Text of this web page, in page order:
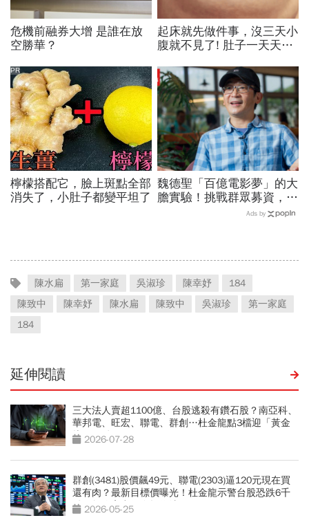
危機前融券大增 是誰在放
空勝華？
起床就先做件事，沒三天小
腹就不見了! 肚子一天天變
檸檬搭配它，臉上斑點全部
消失了，小肚子都變平坦了
PR
魏德聖「百億電影夢」的大
膽實驗！挑戰群眾募資，他
要如何打中台灣人的心？
Ads by
陳水扁 第一家庭 吳淑珍 陳幸妤
184
陳致中
陳幸妤 陳水扁 陳致中 吳淑珍
第一家庭
184
延伸閱讀
三大法人賣超1100億、台股逃殺有鑽石股？南亞科、
華邦電、旺宏、聯電、群創…杜金龍點3檔迎「黃金
坑」買點
2026-07-28
群創(3481)股價飆49元、聯電(2303)逼120元現在買
還有肉？最新目標價曝光！杜金龍示警台股恐跌6千
點，教你高出低進操作法
2026-05-25